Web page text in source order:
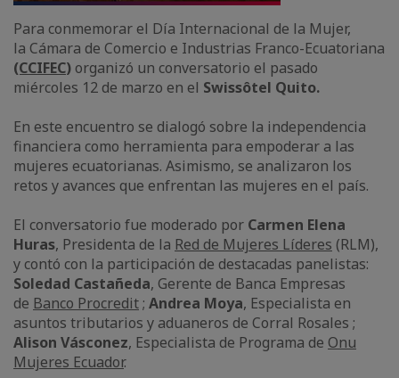
Para conmemorar el Día Internacional de la Mujer,
la Cámara de Comercio e Industrias Franco-Ecuatoriana
(CCIFEC) organizó un conversatorio el pasado
miércoles 12 de marzo en el Swissôtel Quito.
En este encuentro se dialogó sobre la independencia
financiera como herramienta para empoderar a las
mujeres ecuatorianas. Asimismo, se analizaron los
retos y avances que enfrentan las mujeres en el país.
El conversatorio fue moderado por Carmen Elena
Huras, Presidenta de la Red de Mujeres Líderes (RLM),
y contó con la participación de destacadas panelistas:
Soledad Castañeda, Gerente de Banca Empresas
de Banco Procredit; Andrea Moya, Especialista en
asuntos tributarios y aduaneros de Corral Rosales ;
Alison Vásconez, Especialista de Programa de Onu
Mujeres Ecuador.